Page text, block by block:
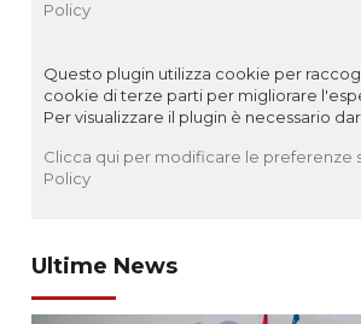
Policy
Questo plugin utilizza cookie per
cookie di terze parti per migliorare
Per visualizzare il plugin è necessario
Clicca qui per modificare le preferenze
Policy
Ultime News